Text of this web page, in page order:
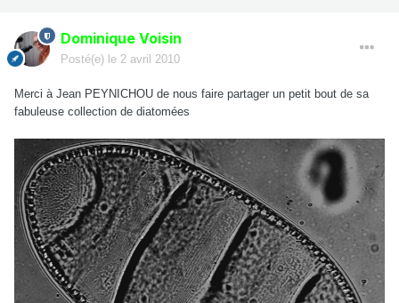
Dominique Voisin
Posté(e) le 2 avril 2010
Merci à Jean PEYNICHOU de nous faire partager un petit bout de sa
fabuleuse collection de diatomées